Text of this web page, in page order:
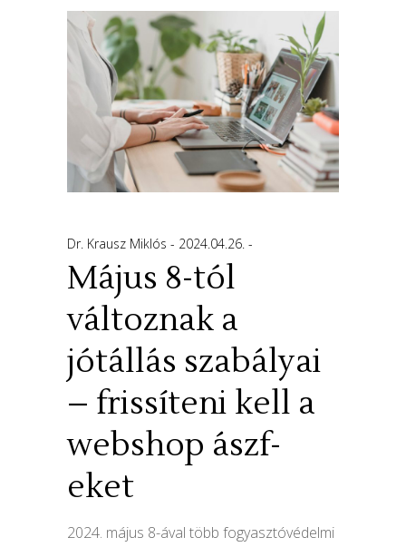
Dr. Krausz Miklós 2024.04.26.
Május 8-tól
változnak a
jótállás szabályai
– frissíteni kell a
webshop ászf-
eket
2024. május 8-ával több fogyasztóvédelmi